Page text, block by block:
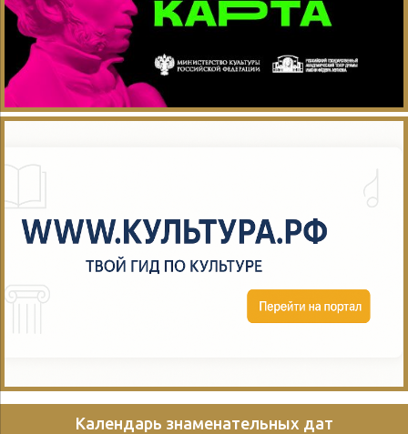
Календарь знаменательных дат